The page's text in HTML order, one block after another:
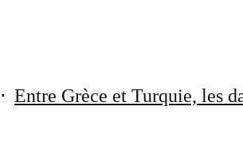
Entre Grèce et Turquie, les